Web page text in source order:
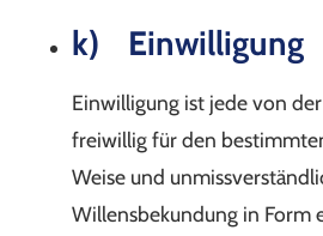
k) Einwilligung
Einwilligung ist jede von
freiwillig für den
Weise und
Willensbekundung in Form